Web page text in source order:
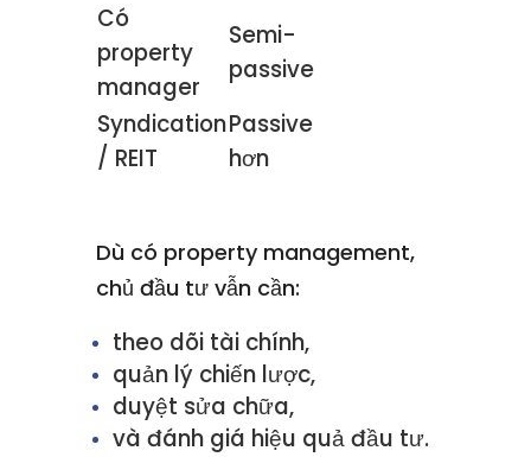
Có
property
manager
Semi-
passive
Syndication
/ REIT
Passive
hơn
Dù có property management,
chủ đầu tư vẫn cần:
theo dõi tài chính,
quản lý chiến lược,
duyệt sửa chữa,
và đánh giá hiệu quả đầu tư.